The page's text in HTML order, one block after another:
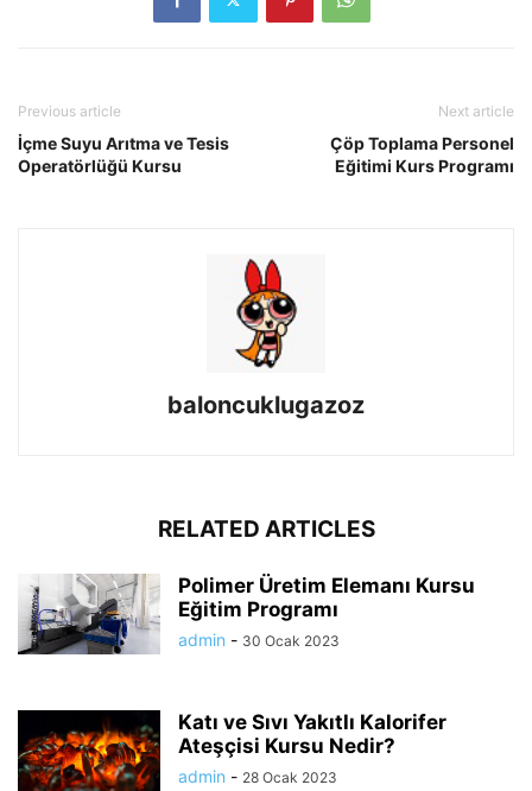
Previous article
İçme Suyu Arıtma ve Tesis
Operatörlüğü Kursu
Next article
Çöp Toplama Personel
Eğitimi Kurs Programı
baloncuklugazoz
RELATED ARTICLES
Polimer Üretim Elemanı Kursu
Eğitim Programı
admin - 30 Ocak 2023
Katı ve Sıvı Yakıtlı Kalorifer
Ateşçisi Kursu Nedir?
admin - 28 Ocak 2023